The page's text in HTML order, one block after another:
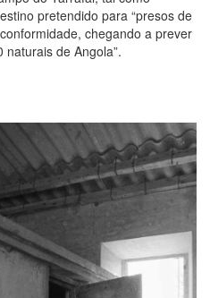
pretendido para “presos de
chegando a prever
naturais de Angola”.